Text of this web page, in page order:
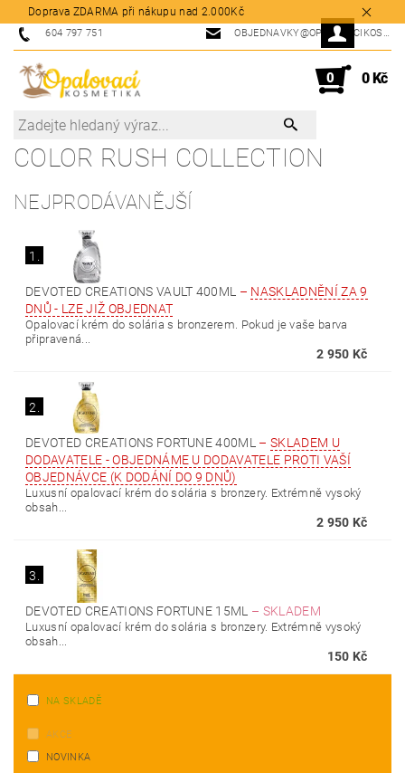
Doprava ZDARMA při nákupu nad 2.000Kč
604 797 751 OBJEDNAVKY@OPALOVACIKOSMETIKA.CZ
0 0 Kč
COLOR RUSH COLLECTION
NEJPRODÁVANĚJŠÍ
1.
DEVOTED CREATIONS VAULT 400ML – NASKLADNĚNÍ ZA 9
DNŮ - LZE JIŽ OBJEDNAT
Opalovací krém do solária s bronzerem. Pokud je vaše barva
připravená...
2 950 Kč
2.
DEVOTED CREATIONS FORTUNE 400ML –SKLADEM U
DODAVATELE - OBJEDNÁME U DODAVATELE PROTI VAŠÍ
OBJEDNÁVCE (K DODÁNÍ DO 9 DNŮ)
Luxusní opalovací krém do solária s bronzery. Extrémně vysoký
obsah...
2 950 Kč
3.
DEVOTED CREATIONS FORTUNE 15ML – SKLADEM
Luxusní opalovací krém do solária s bronzery. Extrémně vysoký
obsah...
150 Kč
NA SKLADĚ
AKCE
NOVINKA